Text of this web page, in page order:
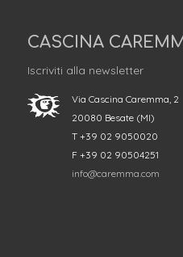
CASCINA
Iscriviti alla newsletter
Via Cascina Caremma, 2
20080 Besate (MI)
T +39 02 9050020
F +39 02 90504251
info@caremma.com